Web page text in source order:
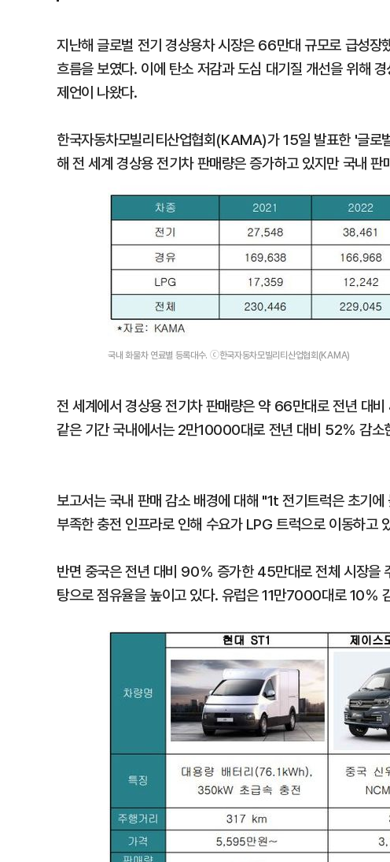
지난해 글로벌 전기 경상용차 시장은 66만대 규모로 급성
흐름을 보였다. 이에 탄소 저감과 도심 대기질 개선을 위해
제언이 나왔다.
한국자동차모빌리티산업협회(KAMA)가 15일 발표한 '글
해 전 세계 경상용 전기차 판매량은 증가하고 있지만 국내
국내 화물차 연료별 등록대수. ⓒ한국자동차모빌리티산업협회(KAMA)
전 세계에서 경상용 전기차 판매량은 약 66만대로 전년 대
같은 기간 국내에서는 2만10000대로 전년 대비 52％ 감소
보고서는 국내 판매 감소 배경에 대해 "1t 전기트럭은 초기
부족한 충전 인프라로 인해 수요가 LPG 트럭으로 이동하고
반면 중국은 전년 대비 90％ 증가한 45만대로 전체 시장을
탕으로 점유율을 높이고 있다. 유럽은 11만7000대로 10％